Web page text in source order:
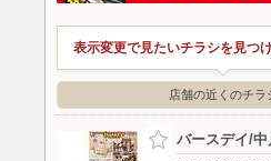
表示変更で見たいチラシを見つ
店舗の近くのチラ
バースデイ/